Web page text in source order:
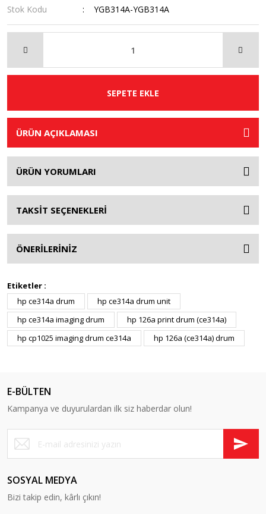
Stok Kodu
YGB314A-YGB314A
SEPETE EKLE
ÜRÜN AÇIKLAMASI
ÜRÜN YORUMLARI
TAKSİT SEÇENEKLERİ
ÖNERİLERİNİZ
Etiketler :
hp ce314a drum
hp ce314a drum unit
hp ce314a imaging drum
hp 126a print drum (ce314a)
hp cp1025 imaging drum ce314a
hp 126a (ce314a) drum
E-BÜLTEN
Kampanya ve duyurulardan ilk siz haberdar olun!
SOSYAL MEDYA
Bizi takip edin, kârlı çıkın!